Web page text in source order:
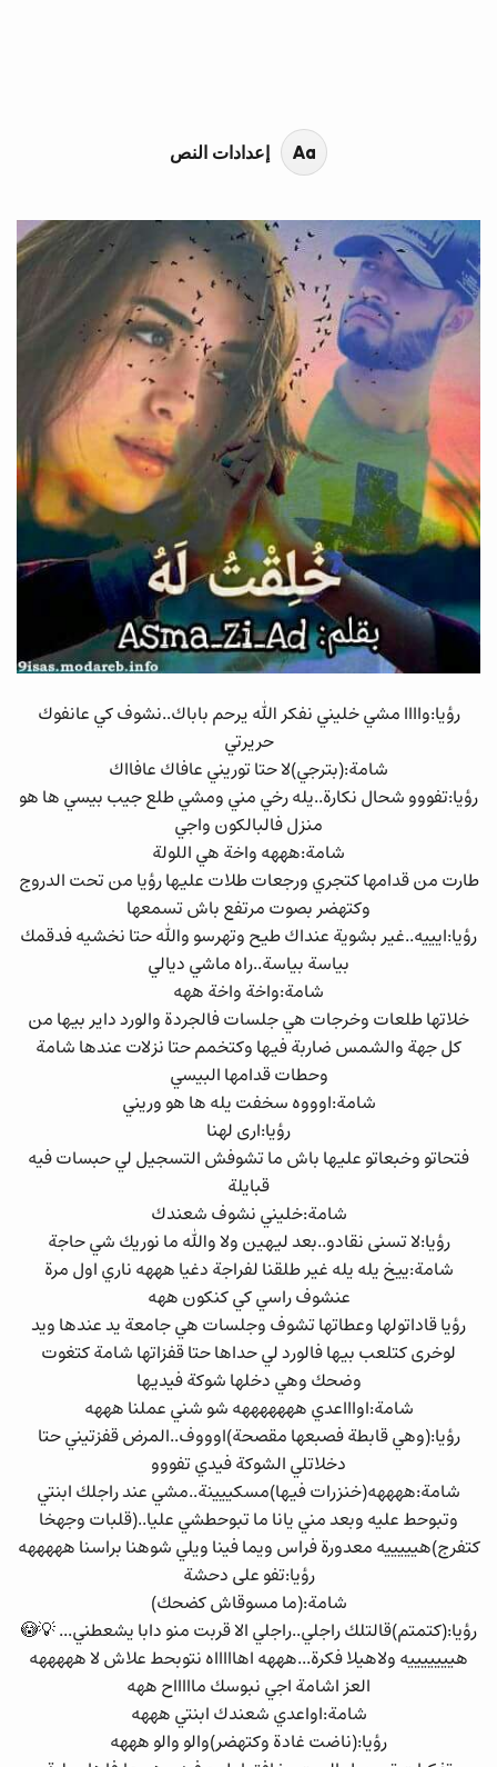
رؤيا:واااا مشي خليني نفكر الله يرحم باباك..نشوف كي عانفوك
حريرتي
شامة:(بترجي)لا حتا توريني عافاك عافااك
رؤيا:تفووو شحال نكارة..يله رخي مني ومشي طلع جيب بيسي ها هو
منزل فالبالكون واجي
شامة:هههه واخة هي اللولة
طارت من قدامها كتجري ورجعات طلات عليها رؤيا من تحت الدروج
وكتهضر بصوت مرتفع باش تسمعها
رؤيا:ايييه..غير بشوية عنداك طيح وتهرسو والله حتا نخشيه فدقمك
بياسة بياسة..راه ماشي ديالي
شامة:واخة واخة ههه
خلاتها طلعات وخرجات هي جلسات فالجردة والورد داير بيها من
كل جهة والشمس ضاربة فيها وكتخمم حتا نزلات عندها شامة
وحطات قدامها البيسي
شامة:اوووه سخفت يله ها هو وريني
رؤيا:ارى لهنا
فتحاتو وخبعاتو عليها باش ما تشوفش التسجيل لي حبسات فيه
قبايلة
شامة:خليني نشوف شعندك
رؤيا:لا تسنى نقادو..بعد ليهين ولا والله ما نوريك شي حاجة
شامة:ييخ يله يله غير طلقنا لفراجة دغيا هههه ناري اول مرة
عنشوف راسي كي كنكون ههه
رؤيا قاداتولها وعطاتها تشوف وجلسات هي جامعة يد عندها ويد
لوخرى كتلعب بيها فالورد لي حداها حتا قفزاتها شامة كتغوت
وضحك وهي دخلها شوكة فيديها
شامة:اواااعدي هههههههه شو شني عملنا هههه
رؤيا:(وهي قابطة فصبعها مقصحة)اوووف..المرض قفزتيني حتا
دخلاتلي الشوكة فيدي تفووو
شامة:ههههه(خنزرات فيها)مسكييينة..مشي عند راجلك ابنتي
وتبوحط عليه وبعد مني يانا ما تبوحطشي عليا..(قلبات وجهخا
كتفرج)هيييييه معدورة فراس ويما فينا ويلي شوهنا براسنا هههههه
رؤيا:تفو على دحشة
شامة:(ما مسوقاش كضحك)
رؤيا:(كتمتم)قالتلك راجلي..راجلي الا قربت منو دابا يشعطني... 💡😳
هيييييييه ولاهيلا فكرة...هههه اهاااااه نتوبحط علاش لا هههههه
العز اشامة اجي نبوسك ماااااح ههه
شامة:اواعدي شعندك ابنتي هههه
رؤيا:(ناضت غادة وكتهضر)والو والو هههه